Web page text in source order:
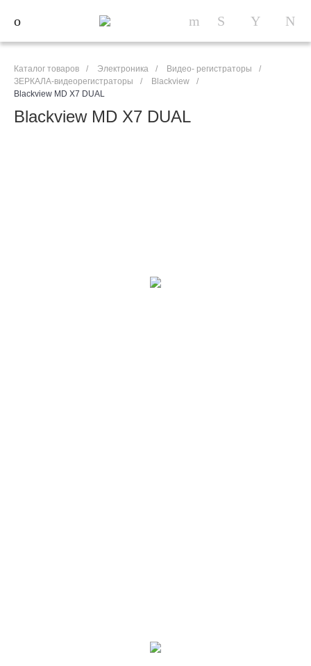
Каталог товаров / Электроника / Видео- регистраторы
/
ЗЕРКАЛА-видеорегистраторы
/ Blackview
/
Blackview MD X7 DUAL
Blackview MD X7 DUAL